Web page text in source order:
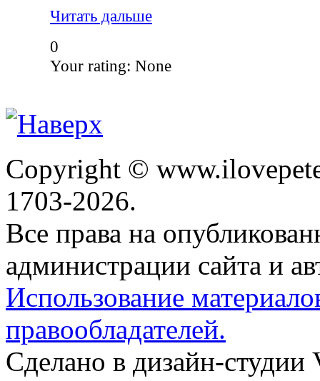
Читать дальше
0
Your rating: None
Copyright ©
1703-2026.
Все права на
администрации сайта и
Использование
правообладателей.
Сделано в дизайн-студии